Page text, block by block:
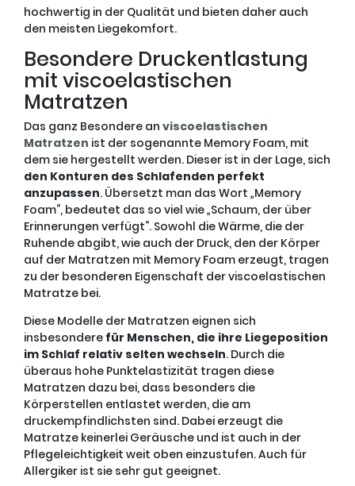
hochwertig in der Qualität und bieten daher auch
den meisten Liegekomfort.
Besondere Druckentlastung
mit viscoelastischen
Matratzen
Das ganz Besondere an viscoelastischen
Matratzen ist der sogenannte Memory Foam, mit
dem sie hergestellt werden. Dieser ist in der Lage, sich
den Konturen des Schlafenden perfekt
anzupassen. Übersetzt man das Wort „Memory
Foam“, bedeutet das so viel wie „Schaum, der über
Erinnerungen verfügt“. Sowohl die Wärme, die der
Ruhende abgibt, wie auch der Druck, den der Körper
auf der Matratzen mit Memory Foam erzeugt, tragen
zu der besonderen Eigenschaft der viscoelastischen
Matratze bei.
Diese Modelle der Matratzen eignen sich
insbesondere für Menschen, die ihre Liegeposition
im Schlaf relativ selten wechseln. Durch die
überaus hohe Punktelastizität tragen diese
Matratzen dazu bei, dass besonders die
Körperstellen entlastet werden, die am
druckempfindlichsten sind. Dabei erzeugt die
Matratze keinerlei Geräusche und ist auch in der
Pflegeleichtigkeit weit oben einzustufen. Auch für
Allergiker ist sie sehr gut geeignet.